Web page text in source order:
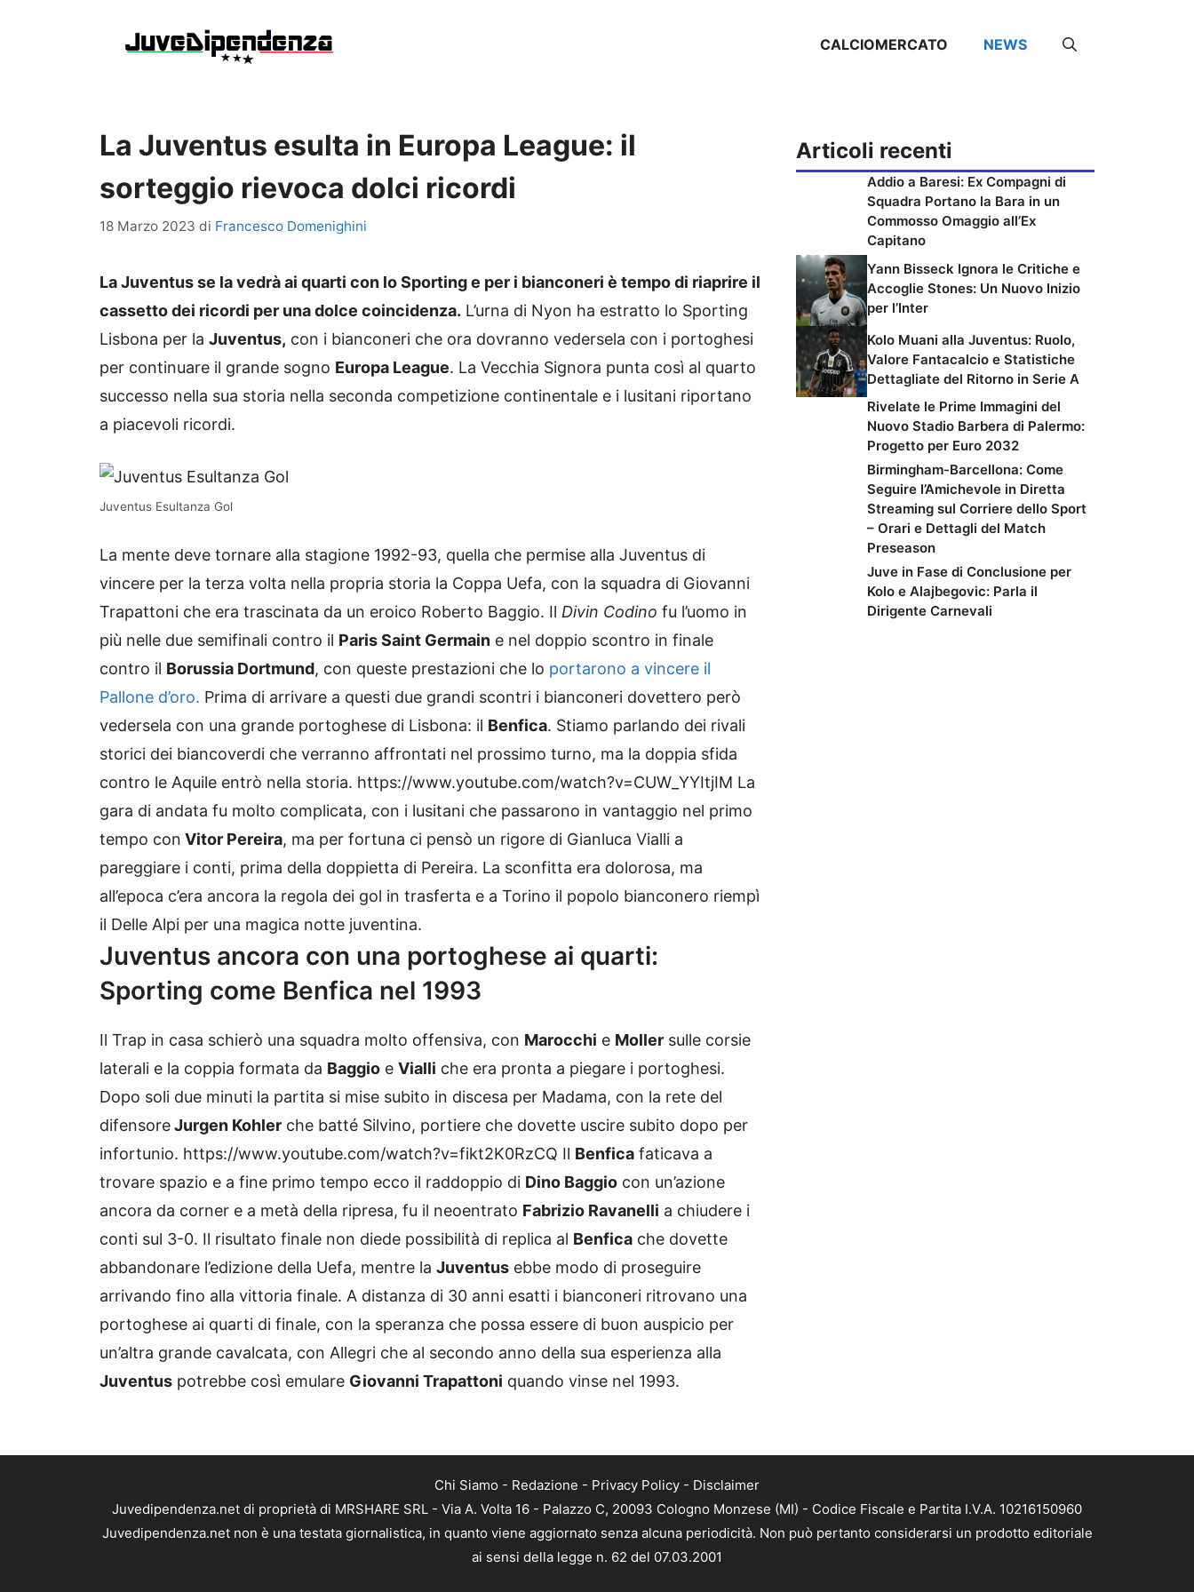
CALCIOMERCATO NEWS
La Juventus esulta in Europa League: il
sorteggio rievoca dolci ricordi
18 Marzo 2023 di Francesco Domenighini
La Juventus se la vedrà ai quarti con lo Sporting e per i bianconeri è tempo di riaprire il
cassetto dei ricordi per una dolce coincidenza. L’urna di Nyon ha estratto lo Sporting
Lisbona per la Juventus, con i bianconeri che ora dovranno vedersela con i portoghesi
per continuare il grande sogno Europa League. La Vecchia Signora punta così al quarto
successo nella sua storia nella seconda competizione continentale e i lusitani riportano
a piacevoli ricordi.
Juventus Esultanza Gol
La mente deve tornare alla stagione 1992-93, quella che permise alla Juventus di
vincere per la terza volta nella propria storia la Coppa Uefa, con la squadra di Giovanni
Trapattoni che era trascinata da un eroico Roberto Baggio. Il Divin Codino fu l’uomo in
più nelle due semifinali contro il Paris Saint Germain e nel doppio scontro in finale
contro il Borussia Dortmund, con queste prestazioni che lo portarono a vincere il
Pallone d’oro. Prima di arrivare a questi due grandi scontri i bianconeri dovettero però
vedersela con una grande portoghese di Lisbona: il Benfica. Stiamo parlando dei rivali
storici dei biancoverdi che verranno affrontati nel prossimo turno, ma la doppia sfida
contro le Aquile entrò nella storia. https://www.youtube.com/watch?v=CUW_YYItjIM La
gara di andata fu molto complicata, con i lusitani che passarono in vantaggio nel primo
tempo con Vitor Pereira, ma per fortuna ci pensò un rigore di Gianluca Vialli a
pareggiare i conti, prima della doppietta di Pereira. La sconfitta era dolorosa, ma
all’epoca c’era ancora la regola dei gol in trasferta e a Torino il popolo bianconero riempì
il Delle Alpi per una magica notte juventina.
Juventus ancora con una portoghese ai quarti:
Sporting come Benfica nel 1993
Il Trap in casa schierò una squadra molto offensiva, con Marocchi e Moller sulle corsie
laterali e la coppia formata da Baggio e Vialli che era pronta a piegare i portoghesi.
Dopo soli due minuti la partita si mise subito in discesa per Madama, con la rete del
difensoreJurgen Kohler che batté Silvino, portiere che dovette uscire subito dopo per
infortunio. https://www.youtube.com/watch?v=fikt2K0RzCQ Il Benfica faticava a
trovare spazio e a fine primo tempo ecco il raddoppio di Dino Baggio con un’azione
ancora da corner e a metà della ripresa, fu il neoentrato Fabrizio Ravanelli a chiudere i
conti sul 3-0. Il risultato finale non diede possibilità di replica al Benfica che dovette
abbandonare l’edizione della Uefa, mentre la Juventus ebbe modo di proseguire
arrivando fino alla vittoria finale. A distanza di 30 anni esatti i bianconeri ritrovano una
portoghese ai quarti di finale, con la speranza che possa essere di buon auspicio per
un’altra grande cavalcata, con Allegri che al secondo anno della sua esperienza alla
Juventus potrebbe così emulare Giovanni Trapattoni quando vinse nel 1993.
Articoli recenti
Addio a Baresi: Ex Compagni di
Squadra Portano la Bara in un
Commosso Omaggio all’Ex
Capitano
Yann Bisseck Ignora le Critiche e
Accoglie Stones: Un Nuovo Inizio
per l’Inter
Kolo Muani alla Juventus: Ruolo,
Valore Fantacalcio e Statistiche
Dettagliate del Ritorno in Serie A
Rivelate le Prime Immagini del
Nuovo Stadio Barbera di Palermo:
Progetto per Euro 2032
Birmingham-Barcellona: Come
Seguire l’Amichevole in Diretta
Streaming sul Corriere dello Sport
– Orari e Dettagli del Match
Preseason
Juve in Fase di Conclusione per
Kolo e Alajbegovic: Parla il
Dirigente Carnevali
Chi Siamo - Redazione - Privacy Policy - Disclaimer
Juvedipendenza.net di proprietà di MRSHARE SRL - Via A. Volta 16 - Palazzo C, 20093 Cologno Monzese (MI) - Codice Fiscale e Partita I.V.A. 10216150960
Juvedipendenza.net non è una testata giornalistica, in quanto viene aggiornato senza alcuna periodicità. Non può pertanto considerarsi un prodotto editoriale
ai sensi della legge n. 62 del 07.03.2001